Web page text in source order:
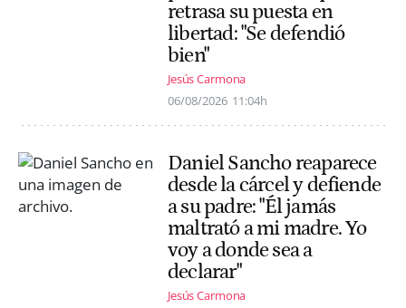
retrasa su puesta en
libertad: "Se defendió
bien"
Jesús Carmona
06/08/2026 11:04h
Daniel Sancho reaparece
desde la cárcel y defiende
a su padre: "Él jamás
maltrató a mi madre. Yo
voy a donde sea a
declarar"
Jesús Carmona